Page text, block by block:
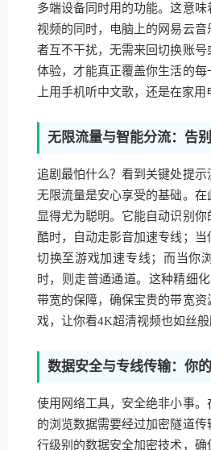
多端设备同时用的功能。这意
视频的同时，电脑上的网易云
者互不干扰，无需来回切换账
体验，才能真正覆盖你生活的
上用手机听中文歌，还是在家用
无限流量与智能分流：告
追剧最怕什么？看到关键处提
无限流量是安心享受的基础。
显得尤为聪明。它能自动识别
酷时，自动走影音加速专线；当
切换至游戏加速专线；而当你
时，则走普通通道。这种精细
带宽的保障，确保宝贵的带宽
戏，让你看4K超清视频也如丝般
数据安全与专线传输：你
使用网络工具，安全绝非小事
的浏览数据需要经过加密隧道
行级别的数据安全加密技术，